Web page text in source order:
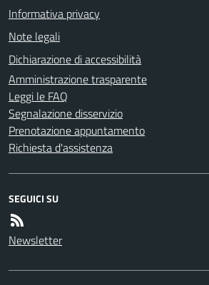
Informativa privacy
Note legali
Dichiarazione di accessibilità
Amministrazione trasparente
Leggi le FAQ
Segnalazione disservizio
Prenotazione appuntamento
Richiesta d'assistenza
SEGUICI SU
Newsletter